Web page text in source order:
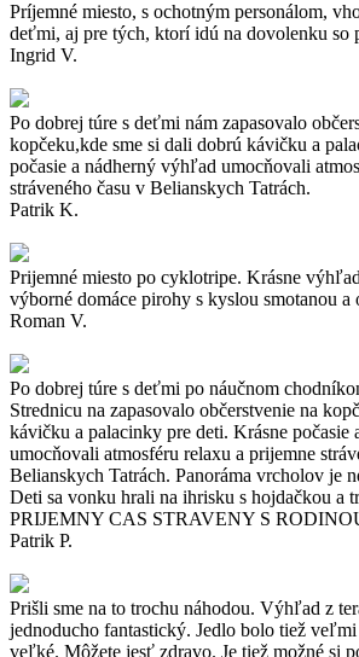
Príjemné miesto, s ochotným personálom,
deťmi, aj pre tých, ktorí idú na dovolenku so
Ingrid V.
Po dobrej túre s deťmi nám zapasovalo
kopčeku,kde sme si dali dobrú kávičku a
počasie a nádherný výhľad umocňovali
stráveného času v Belianskych Tatrách.
Patrik K.
Prijemné miesto po cyklotripe. Krásne
výborné domáce pirohy s kyslou smotanou a
Roman V.
Po dobrej túre s deťmi po náučnom
Strednicu na zapasovalo občerstvenie na
kávičku a palacinky pre deti. Krásne počasie
umocňovali atmosféru relaxu a prijemne
Belianskych Tatrách. Panoráma vrcholov je
Deti sa vonku hrali na ihrisku s hojdačkou a
PRIJEMNY CAS STRAVENY S
Patrik P.
Prišli sme na to trochu náhodou. Výhľad z
jednoducho fantastický. Jedlo bolo tiež
veľké. Môžete jesť zdravo. Je tiež možné si